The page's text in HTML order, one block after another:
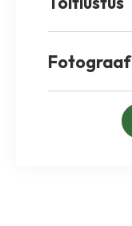
Fotograaf